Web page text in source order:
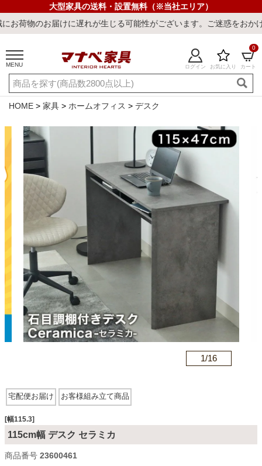
大型家具の送料・設置無料（※当社エリア）
けに遅れが生じる可能性がございます。ご迷惑をおかけしまして誠
MENU ログイン お気に入り カート
0
ご利用ガイド 新規会員登録
店舗一覧 閲覧履歴
キーワード・商品番号で探す
最短発送 冷感ラグ ワークデスク
カテゴリから探す
ソファ
椅子・チェア
HOME 家具 ホームオフィス デスク
1/16
宅配便お届け お客様組み立て商品
[幅115.3]
115cm幅 デスク セラミカ
商品番号 23600461